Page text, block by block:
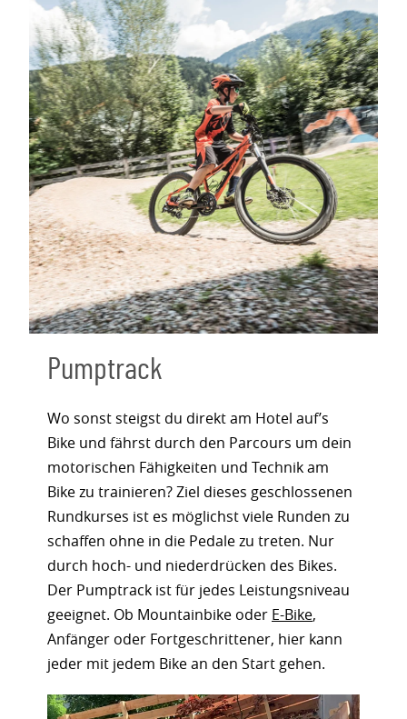
Pumptrack
Wo sonst steigst du direkt am Hotel auf’s
Bike und fährst durch den Parcours um dein
motorischen Fähigkeiten und Technik am
Bike zu trainieren? Ziel dieses geschlossenen
Rundkurses ist es möglichst viele Runden zu
schaffen ohne in die Pedale zu treten. Nur
durch hoch- und niederdrücken des Bikes.
Der Pumptrack ist für jedes Leistungsniveau
geeignet. Ob Mountainbike oder E-Bike,
Anfänger oder Fortgeschrittener, hier kann
jeder mit jedem Bike an den Start gehen.